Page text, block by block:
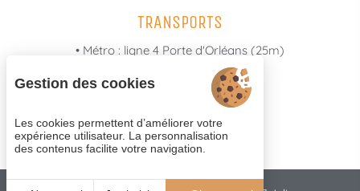
TRANSPORTS
• Métro : ligne 4 Porte d'Orléans (25m)
• Bus : lignes 38, 28 et 68 (50m)
• Tramway : ligne T3 (30m)
• CDG (60mn de trajet)
Gestion des cookies
Les cookies permettent d’améliorer votre
expérience utilisateur. La personnalisation
des contenus facilite votre navigation.